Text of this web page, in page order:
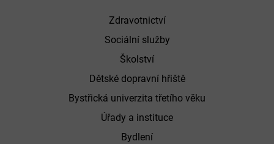
Zdravotnictví
Sociální služby
Školství
Dětské dopravní hřiště
Bystřická univerzita třetího věku
Úřady a instituce
Bydlení